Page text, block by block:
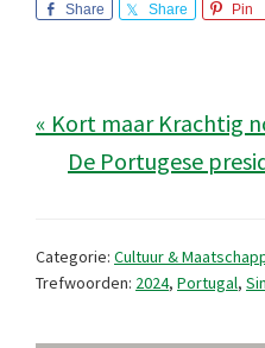
Share Share Pin
« Kort maar Krachtig
De Portugese
Categorie: Cultuur &
Trefwoorden: 2024, Portugal,